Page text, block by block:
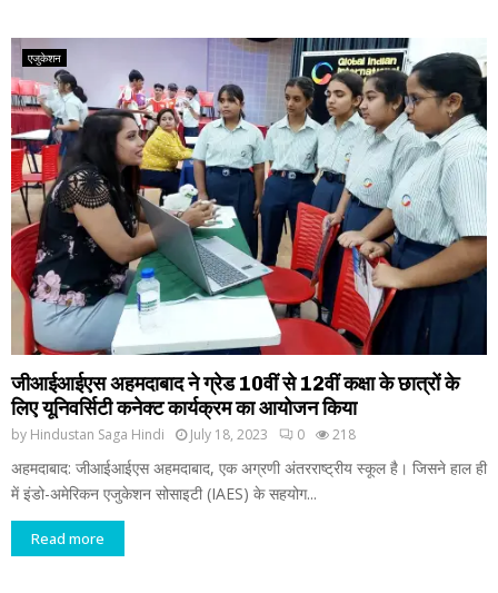
एजुकेशन
जीआईआईएस अहमदाबाद ने ग्रेड 10वीं से 12वीं कक्षा के छात्रों के
लिए यूनिवर्सिटी कनेक्ट कार्यक्रम का आयोजन किया
by Hindustan Saga Hindi July 18, 2023 0 218
अहमदाबाद: जीआईआईएस अहमदाबाद, एक अग्रणी अंतरराष्ट्रीय स्कूल है। जिसने हाल ही
में इंडो-अमेरिकन एजुकेशन सोसाइटी (IAES) के सहयोग...
Read more